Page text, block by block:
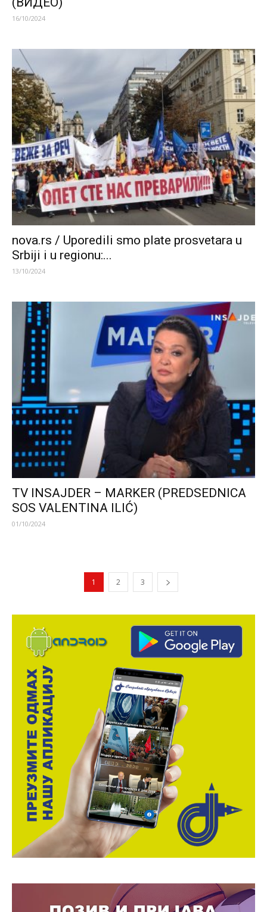
16/10/2024
nova.rs / Uporedili smo plate prosvetara u
Srbiji i u regionu:...
13/10/2024
TV INSAJDER – MARKER (PREDSEDNICA
SOS VALENTINA ILIĆ)
01/10/2024
1 2 3